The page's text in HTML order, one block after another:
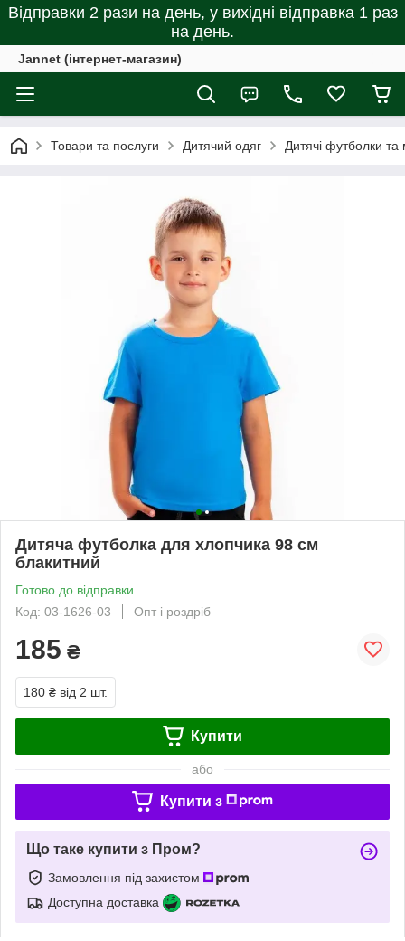
Відправки 2 рази на день, у вихідні відправка 1 раз
на день.
Jannet (інтернет-магазин)
Товари та послуги Дитячий одяг Дитячі футболки та
Дитяча футболка для хлопчика 98 см
блакитний
Готово до відправки
Код: 03-1626-03
Опт і роздріб
185 ₴
180 ₴ від 2 шт.
Купити
або
Купити з
Що таке купити з Пром?
Замовлення під захистом
Доступна доставка